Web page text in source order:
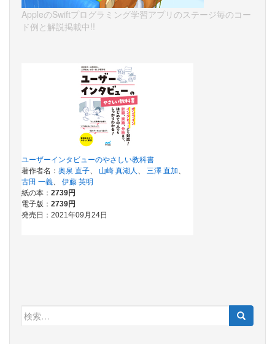
AppleのSwiftプログラミング学習アプリのステージ毎のコー
ド例と解説掲載中!!
検
索: